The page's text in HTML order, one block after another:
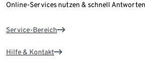
Online-Services nutzen & schnell
Service-Bereich
Hilfe & Kontakt